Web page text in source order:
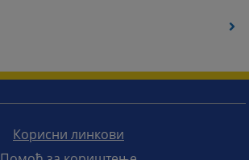
Корисни линкови